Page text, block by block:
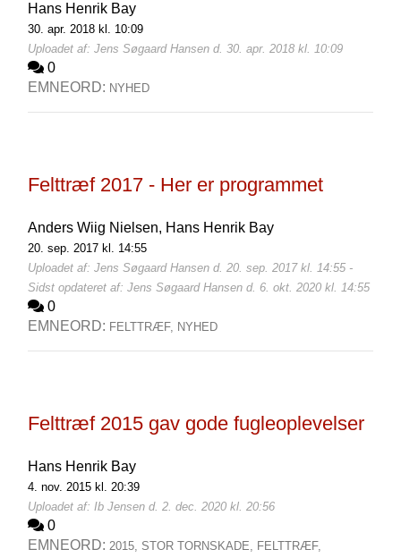
Hans Henrik Bay
30. apr. 2018 kl. 10:09
Uploadet af: Jens Søgaard Hansen d. 30. apr. 2018 kl. 10:09
0
EMNEORD: NYHED
Felttræf 2017 - Her er programmet
Anders Wiig Nielsen, Hans Henrik Bay
20. sep. 2017 kl. 14:55
Uploadet af: Jens Søgaard Hansen d. 20. sep. 2017 kl. 14:55 -
Sidst opdateret af: Jens Søgaard Hansen d. 6. okt. 2020 kl. 14:55
0
EMNEORD: FELTTRÆF, NYHED
Felttræf 2015 gav gode fugleoplevelser
Hans Henrik Bay
4. nov. 2015 kl. 20:39
Uploadet af: Ib Jensen d. 2. dec. 2020 kl. 20:56
0
EMNEORD: 2015, STOR TORNSKADE, FELTTRÆF,